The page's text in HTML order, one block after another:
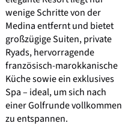
wenige Schritte von der
Medina entfernt und bietet
großzügige Suiten, private
Ryads, hervorragende
französisch-marokkanische
Küche sowie ein exklusives
Spa – ideal, um sich nach
einer Golfrunde vollkommen
zu entspannen.